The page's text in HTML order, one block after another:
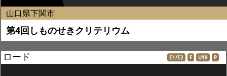
山口県下関市
第4回しものせきクリテリウム
ロード E1/E2 F U19 P